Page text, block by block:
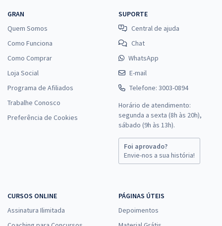
GRAN
Quem Somos
Como Funciona
Como Comprar
Loja Social
Programa de Afiliados
Trabalhe Conosco
Preferência de Cookies
SUPORTE
Central de ajuda
Chat
WhatsApp
E-mail
Telefone: 3003-0894
Horário de atendimento:
segunda a sexta (8h às 20h),
sábado (9h às 13h).
Foi aprovado?
Envie-nos a sua história!
CURSOS ONLINE
Assinatura Ilimitada
PÁGINAS ÚTEIS
Depoimentos